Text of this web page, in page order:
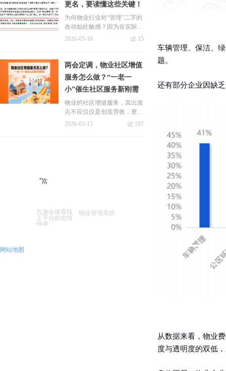
车辆管理、保洁、
题。
还有部分企业因缺
从数据来看，物业
度与透明度的双低
更名，要读懂这些关键！
为何物业行业对“管理”二字的
改动如此敏感？因为在实际运
作中，这两个字是物业在难以
不得不做出的无奈之举。
图片alt标签：物业管理更名
넶 15
2026-03-18
两会定调，物业社区增值
服务怎么做？“一老一
小”催生社区服务新刚需
物业的社区增值服务，其出发
点不应仅仅是创造营收，更应
着眼于精准解决社区居民日常
过提供更优质、更丰富、更便
넶 197
2026-03-13
极致动态
合作案例
九游会国际的简介
关于极致 新闻中心
九游会体育线
上平台的友情
链接：
"));
物业管理系统
网站地图